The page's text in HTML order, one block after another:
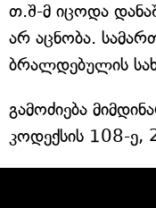
თ.შ-მ იცოდა
არ აცნობა.
ბრალდებულის
გამოძიება
კოდექსის 108-ე,